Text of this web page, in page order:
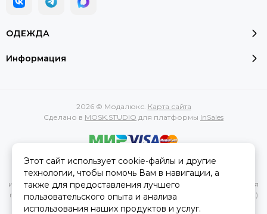
ОДЕЖДА
Информация
2026 © Модалюкс. Карта сайта
Сделано в MOSK.STUDIO для платформы InSales
Вся представленная на сайте информация, касающаяся
характеристик, стоимости товаров и услуг, носит
информационный характер и ни при каких условиях не является
публичной офертой, определяемой положениями Статьи 437(2)
Гражданского кодекса РФ.
Этот сайт использует cookie-файлы и другие
технологии, чтобы помочь Вам в навигации, а
также для предоставления лучшего
пользовательского опыта и анализа
использования наших продуктов и услуг.